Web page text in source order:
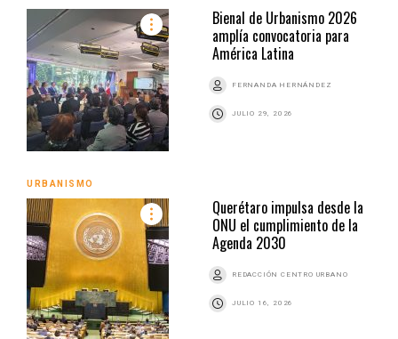
Bienal de Urbanismo 2026
amplía convocatoria para
América Latina
FERNANDA HERNÁNDEZ
JULIO 29, 2026
URBANISMO
Querétaro impulsa desde la
ONU el cumplimiento de la
Agenda 2030
REDACCIÓN CENTRO URBANO
JULIO 16, 2026